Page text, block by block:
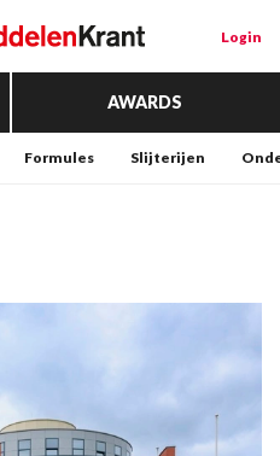
Login
AWARDS
Formules Slijterijen